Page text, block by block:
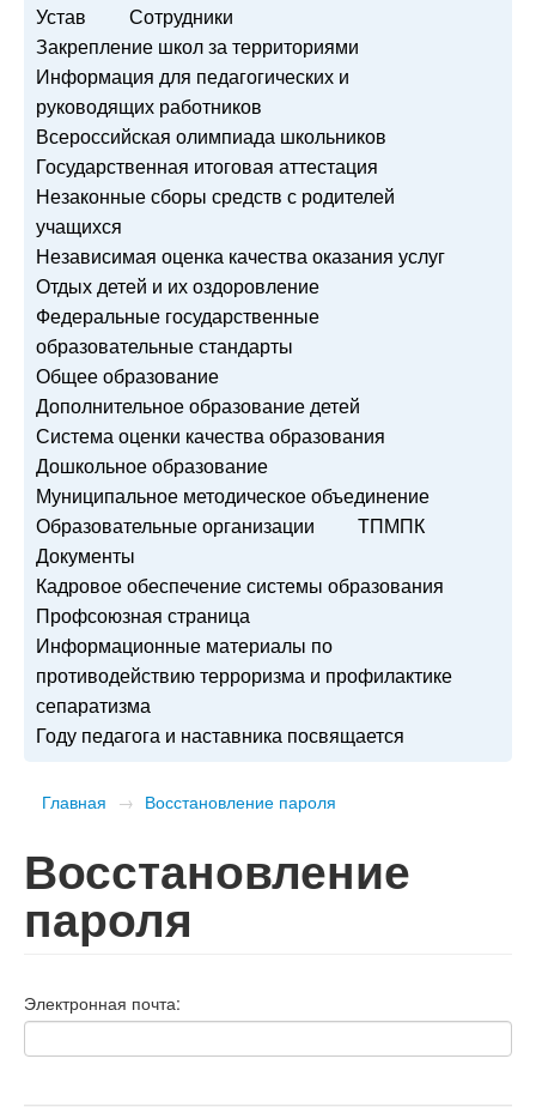
Устав
Сотрудники
Закрепление школ за территориями
Информация для педагогических и
руководящих работников
Всероссийская олимпиада школьников
Государственная итоговая аттестация
Незаконные сборы средств с родителей
учащихся
Независимая оценка качества оказания услуг
Отдых детей и их оздоровление
Федеральные государственные
образовательные стандарты
Общее образование
Дополнительное образование детей
Система оценки качества образования
Дошкольное образование
Муниципальное методическое объединение
Образовательные организации
ТПМПК
Документы
Кадровое обеспечение системы образования
Профсоюзная страница
Информационные материалы по
противодействию терроризма и профилактике
сепаратизма
Году педагога и наставника посвящается
Главная → Восстановление пароля
Восстановление
пароля
Электронная почта: